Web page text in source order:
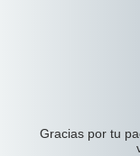
Gracias por tu